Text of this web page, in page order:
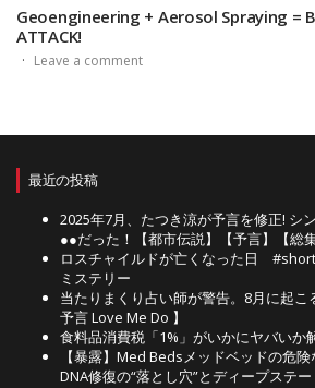
Geoengineering + Aerosol Spraying =
ATTACK!
· Leave a comment
最近の投稿
2025年7月、たつき涼が予言を修正! シ
●●だった！【都市伝説】【予言】【総集
ロスチャイルドが亡くなった日
ミステリー
当たりまくり占い師が警告。8月に起
予言 Love Me Do 】
食料品消費税「1%」がいかにヤバいか
【暴露】Med Bedsメッドベッドの危険
DNA修復の“落とし穴”とディープステ